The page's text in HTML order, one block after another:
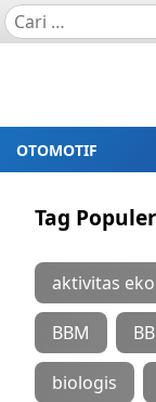
OTOMOTIF
Tag Populer
aktivitas
BBM
biologis